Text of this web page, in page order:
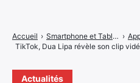
Actualités
Accueil › Smartphone et Tablettes ›
TikTok, Dua Lipa révèle son clip